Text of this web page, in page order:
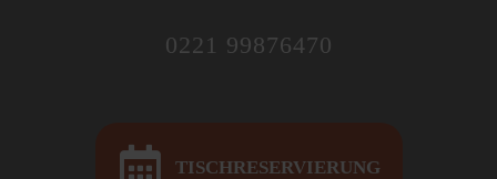
0221 99876470
TISCHRESERVIERUNG